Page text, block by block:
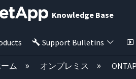
Knowledge Base
Support Bulletins
ーバル階層を展開/折
ム オンプレミス